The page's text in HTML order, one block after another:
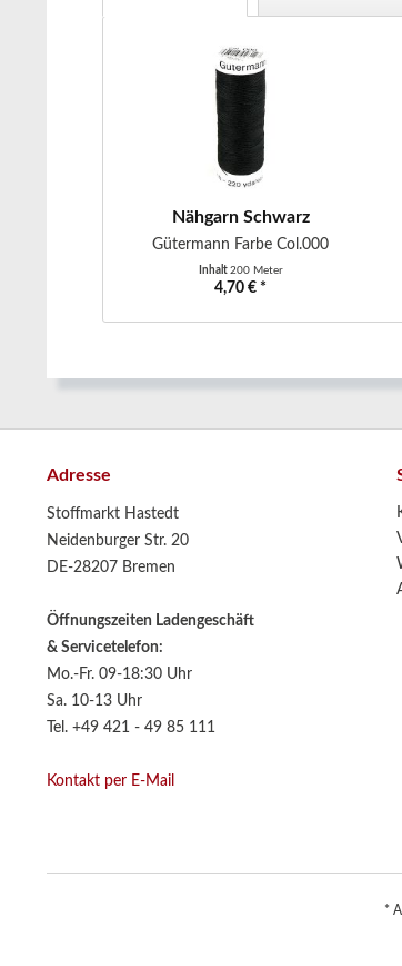
Nähgarn Schwarz
Gütermann Farbe Col.000
Inhalt 200 Meter
4,70 € *
Adresse
Stoffmarkt Hastedt
Neidenburger Str. 20
DE-28207 Bremen
Öffnungszeiten Ladengeschäft
& Servicetelefon:
Mo.-Fr. 09-18:30 Uhr
Sa. 10-13 Uhr
Tel. +49 421 - 49 85 111
Kontakt per E-Mail
*